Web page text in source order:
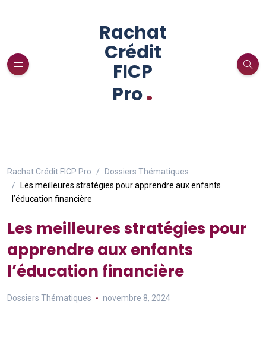
Rachat
Crédit
FICP
Pro.
Rachat Crédit FICP Pro
Dossiers Thématiques
Les meilleures stratégies pour apprendre aux enfants
l’éducation financière
Les meilleures stratégies pour
apprendre aux enfants
l’éducation financière
Dossiers Thématiques novembre 8, 2024